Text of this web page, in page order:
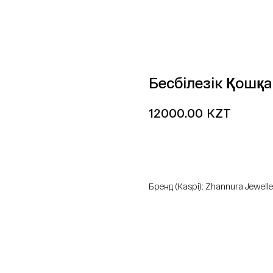
Бесбілезік
12000.00 KZT
Бренд (Kaspi): Zhannura